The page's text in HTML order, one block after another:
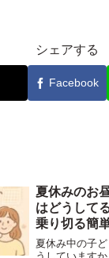
シェアする
Facebook
夏休みのお
はどうして
乗り切る簡
夏休み中の子